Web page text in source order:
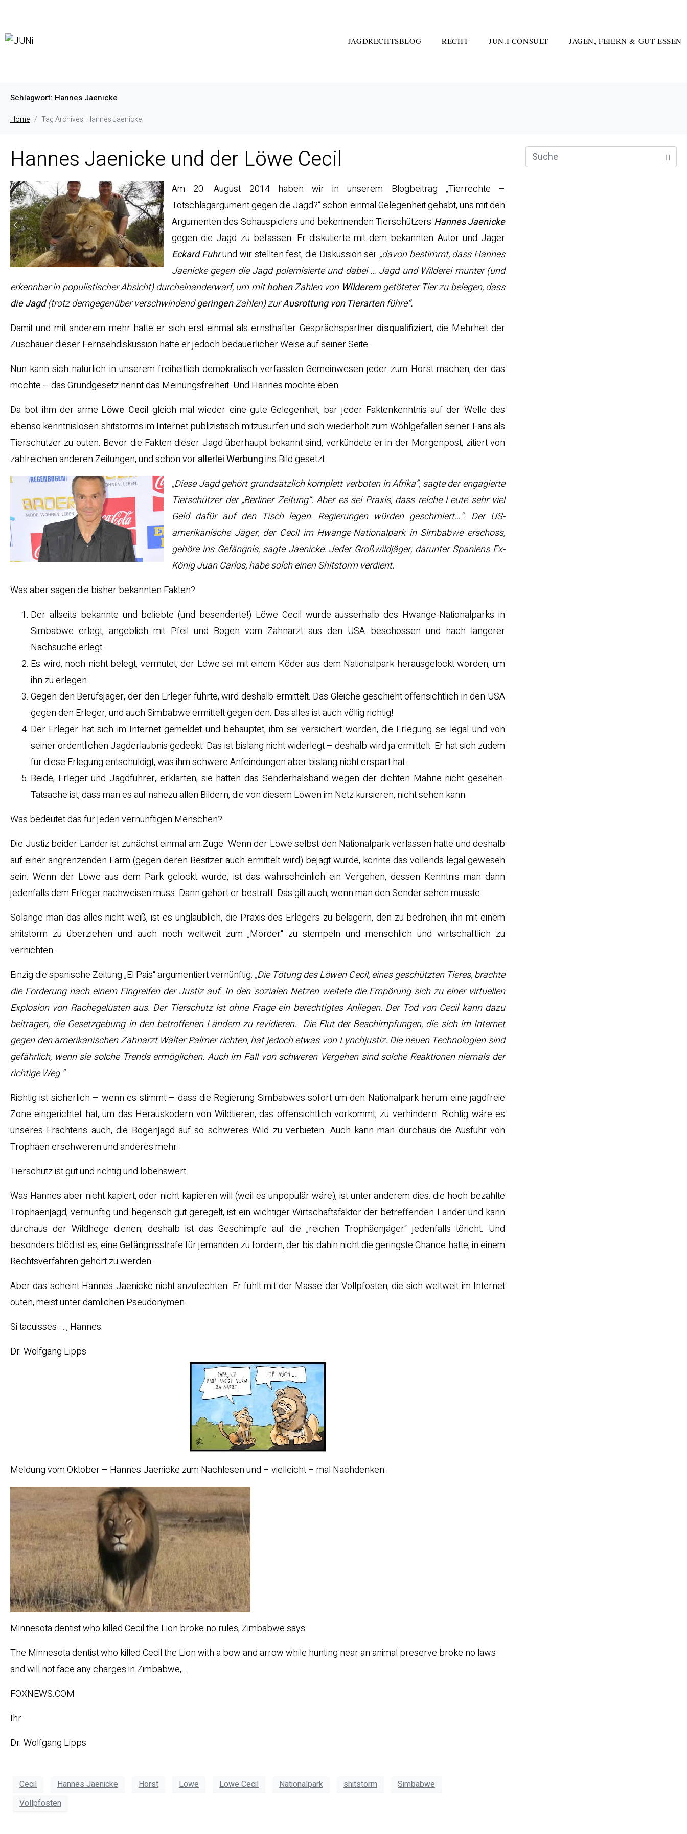
JAGDRECHTSBLOG RECHT JUN.I CONSULT JAGEN, FEIERN & GUT ESSEN
Schlagwort: Hannes Jaenicke
Home Tag Archives: Hannes Jaenicke
Hannes Jaenicke und der Löwe Cecil
Am 20. August 2014 haben wir in unserem Blogbeitrag „Tierrechte –
Totschlagargument gegen die Jagd?“ schon einmal Gelegenheit gehabt, uns mit den
Argumenten des Schauspielers und bekennenden Tierschützers Hannes Jaenicke
gegen die Jagd zu befassen. Er diskutierte mit dem bekannten Autor und Jäger
Eckard Fuhrund wir stellten fest, die Diskussion sei:„davon bestimmt, dass Hannes
Jaenicke gegen die Jagd polemisierte und dabei … Jagd und Wilderei munter (und
erkennbar in populistischer Absicht) durcheinanderwarf, um mithohenZahlen von Wildererngetöteter Tier zu belegen, dass
die Jagd(trotz demgegenüber verschwindendgeringenZahlen) zurAusrottung von Tierartenführe“.
Damit und mit anderem mehr hatte er sich erst einmal als ernsthafter Gesprächspartner disqualifiziert; die Mehrheit der
Zuschauer dieser Fernsehdiskussion hatte er jedoch bedauerlicher Weise auf seiner Seite.
Nun kann sich natürlich in unserem freiheitlich demokratisch verfassten Gemeinwesen jeder zum Horst machen, der das
möchte – das Grundgesetz nennt das Meinungsfreiheit. Und Hannes möchte eben.
Da bot ihm der arme Löwe Cecil gleich mal wieder eine gute Gelegenheit, bar jeder Faktenkenntnis auf der Welle des
ebenso kenntnislosen shitstorms im Internet publizistisch mitzusurfen und sich wiederholt zum Wohlgefallen seiner Fans als
Tierschützer zu outen. Bevor die Fakten dieser Jagd überhaupt bekannt sind, verkündete er in der Morgenpost, zitiert von
zahlreichen anderen Zeitungen, und schön vorallerlei Werbungins Bild gesetzt:
„Diese Jagd gehört grundsätzlich komplett verboten in Afrika“, sagte der engagierte
Tierschützer der „Berliner Zeitung“. Aber es sei Praxis, dass reiche Leute sehr viel
Geld dafür auf den Tisch legen. Regierungen würden geschmiert…“. Der US-
amerikanische Jäger, der Cecil im Hwange-Nationalpark in Simbabwe erschoss,
gehöre ins Gefängnis, sagte Jaenicke. Jeder Großwildjäger, darunter Spaniens Ex-
König Juan Carlos, habe solch einen Shitstorm verdient.
Was aber sagen die bisher bekannten Fakten?
Der allseits bekannte und beliebte (und besenderte!) Löwe Cecil wurde ausserhalb des Hwange-Nationalparks in
Simbabwe erlegt, angeblich mit Pfeil und Bogen vom Zahnarzt aus den USA beschossen und nach längerer
Nachsuche erlegt.
Es wird, noch nicht belegt, vermutet, der Löwe sei mit einem Köder aus dem Nationalpark herausgelockt worden, um
ihn zu erlegen.
Gegen den Berufsjäger, der den Erleger führte, wird deshalb ermittelt. Das Gleiche geschieht offensichtlich in den USA
gegen den Erleger, und auch Simbabwe ermittelt gegen den. Das alles ist auch völlig richtig!
Der Erleger hat sich im Internet gemeldet und behauptet, ihm sei versichert worden, die Erlegung sei legal und von
seiner ordentlichen Jagderlaubnis gedeckt. Das ist bislang nicht widerlegt – deshalb wird ja ermittelt. Er hat sich zudem
für diese Erlegung entschuldigt, was ihm schwere Anfeindungen aber bislang nicht erspart hat.
Beide, Erleger und Jagdführer, erklärten, sie hätten das Senderhalsband wegen der dichten Mähne nicht gesehen.
Tatsache ist, dass man es auf nahezu allen Bildern, die von diesem Löwen im Netz kursieren, nicht sehen kann.
Was bedeutet das für jeden vernünftigen Menschen?
Die Justiz beider Länder ist zunächst einmal am Zuge. Wenn der Löwe selbst den Nationalpark verlassen hatte und deshalb
auf einer angrenzenden Farm (gegen deren Besitzer auch ermittelt wird) bejagt wurde, könnte das vollends legal gewesen
sein. Wenn der Löwe aus dem Park gelockt wurde, ist das wahrscheinlich ein Vergehen, dessen Kenntnis man dann
jedenfalls dem Erleger nachweisen muss. Dann gehört er bestraft. Das gilt auch, wenn man den Sender sehen musste.
Solange man das alles nicht weiß, ist es unglaublich, die Praxis des Erlegers zu belagern, den zu bedrohen, ihn mit einem
shitstorm zu überziehen und auch noch weltweit zum „Mörder“ zu stempeln und menschlich und wirtschaftlich zu
vernichten.
Einzig die spanische Zeitung „El Pais“ argumentiert vernünftig:„Die Tötung des Löwen Cecil, eines geschützten Tieres, brachte
die Forderung nach einem Eingreifen der Justiz auf. In den sozialen Netzen weitete die Empörung sich zu einer virtuellen
Explosion von Rachegelüsten aus. Der Tierschutz ist ohne Frage ein berechtigtes Anliegen. Der Tod von Cecil kann dazu
beitragen, die Gesetzgebung in den betroffenen Ländern zu revidieren. Die Flut der Beschimpfungen, die sich im Internet
gegen den amerikanischen Zahnarzt Walter Palmer richten, hat jedoch etwas von Lynchjustiz. Die neuen Technologien sind
gefährlich, wenn sie solche Trends ermöglichen. Auch im Fall von schweren Vergehen sind solche Reaktionen niemals der
richtige Weg.“
Richtig ist sicherlich – wenn es stimmt – dass die Regierung Simbabwes sofort um den Nationalpark herum eine jagdfreie
Zone eingerichtet hat, um das Herausködern von Wildtieren, das offensichtlich vorkommt, zu verhindern. Richtig wäre es
unseres Erachtens auch, die Bogenjagd auf so schweres Wild zu verbieten. Auch kann man durchaus die Ausfuhr von
Trophäen erschweren und anderes mehr.
Tierschutz ist gut und richtig und lobenswert.
Was Hannes aber nicht kapiert, oder nicht kapieren will (weil es unpopulär wäre), ist unter anderem dies: die hoch bezahlte
Trophäenjagd, vernünftig und hegerisch gut geregelt, ist ein wichtiger Wirtschaftsfaktor der betreffenden Länder und kann
durchaus der Wildhege dienen; deshalb ist das Geschimpfe auf die „reichen Trophäenjäger“ jedenfalls töricht. Und
besonders blöd ist es, eine Gefängnisstrafe für jemanden zu fordern, der bis dahin nicht die geringste Chance hatte, in einem
Rechtsverfahren gehört zu werden.
Aber das scheint Hannes Jaenicke nicht anzufechten. Er fühlt mit der Masse der Vollpfosten, die sich weltweit im Internet
outen, meist unter dämlichen Pseudonymen.
Si tacuisses … , Hannes.
Dr. Wolfgang Lipps
Meldung vom Oktober – Hannes Jaenicke zum Nachlesen und – vielleicht – mal Nachdenken:
Minnesota dentist who killed Cecil the Lion broke no rules, Zimbabwe says
The Minnesota dentist who killed Cecil the Lion with a bow and arrow while hunting near an animal preserve broke no laws
and will not face any charges in Zimbabwe,…
FOXNEWS.COM
Ihr
Dr. Wolfgang Lipps
Cecil Hannes Jaenicke Horst Löwe Löwe Cecil Nationalpark shitstorm
Simbabwe
Vollpfosten